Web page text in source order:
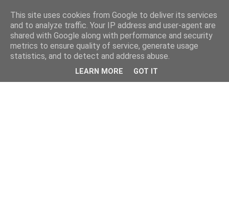
This site uses cookies from Google to deliver its services
and to analyze traffic. Your IP address and user-agent are
shared with Google along with performance and security
metrics to ensure quality of service, generate usage
statistics, and to detect and address abuse.
LEARN MORE GOT IT